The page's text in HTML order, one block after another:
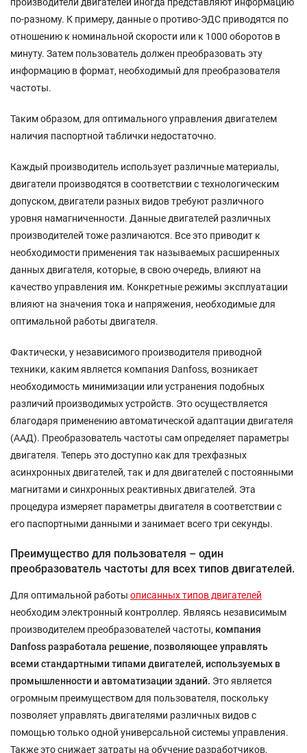
по-разному. К примеру, данные о противо-ЭДС приводятся по
отношению к номинальной скорости или к 1000 оборотов в
минуту. Затем пользователь должен преобразовать эту
информацию в формат, необходимый для преобразователя
частоты.
Таким образом, для оптимального управления двигателем
наличия паспортной таблички недостаточно.
Каждый производитель использует различные материалы,
двигатели производятся в соответствии с технологическим
допуском, двигатели разных видов требуют различного
уровня намагниченности. Данные двигателей различных
производителей тоже различаются. Все это приводит к
необходимости применения так называемых расширенных
данных двигателя, которые, в свою очередь, влияют на
качество управления им. Конкретные режимы эксплуатации
влияют на значения тока и напряжения, необходимые для
оптимальной работы двигателя.
Фактически, у независимого производителя приводной
техники, каким является компания Danfoss, возникает
необходимость минимизации или устранения подобных
различий производимых устройств. Это осуществляется
благодаря применению автоматической адаптации двигателя
(ААД). Преобразователь частоты сам определяет параметры
двигателя. Теперь это доступно как для трехфазных
асинхронных двигателей, так и для двигателей с постоянными
магнитами и синхронных реактивных двигателей. Эта
процедура измеряет параметры двигателя в соответствии с
его паспортными данными и занимает всего три секунды.
Преимущество для пользователя – один
преобразователь частоты для всех типов двигателей.
Для оптимальной работы описанных типов двигателей
необходим электронный контроллер. Являясь независимым
производителем преобразователей частоты, компания
Danfoss разработала решение, позволяющее управлять
всеми стандартными типами двигателей, используемых в
промышленности и автоматизации зданий. Это является
огромным преимуществом для пользователя, поскольку
позволяет управлять двигателями различных видов с
помощью только одной универсальной системы управления.
Также это снижает затраты на обучение разработчиков,